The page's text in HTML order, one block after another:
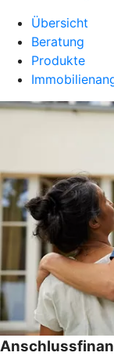
Übersicht
Beratung
Produkte